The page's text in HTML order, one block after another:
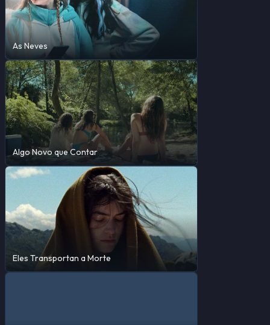
As Neves
Algo Novo que Contar
Eles Transportan a Morte